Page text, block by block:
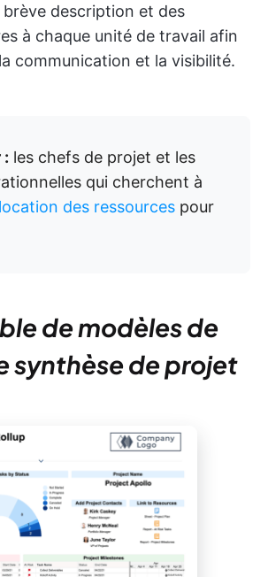
brève description et des
à chaque unité de travail afin
communication et la visibilité.
: les chefs de projet et les
qui cherchent à
des ressources pour
de modèles de
synthèse de projet